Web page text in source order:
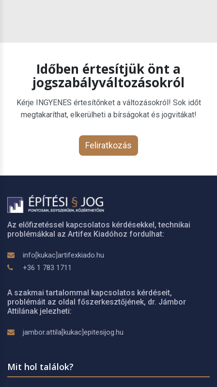
Időben értesítjük önt a
jogszabályváltozásokról
Kérje INGYENES értesítőnket a változásokról! Sok időt
megtakaríthat, elkerülheti a bírságokat és jogvitákat!
Feliratkozás
Az előfizetéssel kapcsolatos kérdésekkel, technikai
problémákkal az Artifex Kiadóhoz fordulhat:
info[kukac]artifexkiado.hu
+36 1 783 1711
A szakmai tartalommal kapcsolatos kérdéseit,
problémáit az oldal főszerkesztőjének, dr. Jámbor
Attilának jelezheti:
jambor.attila[kukac]epitesijog.hu
Mit hol találok?